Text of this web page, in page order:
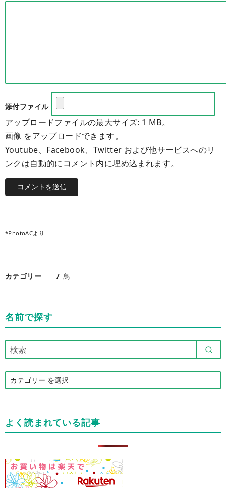
添付ファイル
アップロードファイルの最大サイズ: 1 MB。
画像 をアップロードできます。
Youtube、Facebook、Twitter および他サービスへのリ
ンクは自動的にコメント内に埋め込まれます。
*PhotoACより
カテゴリー 鳥
名前で探す
テ
ー
よく読まれている記事